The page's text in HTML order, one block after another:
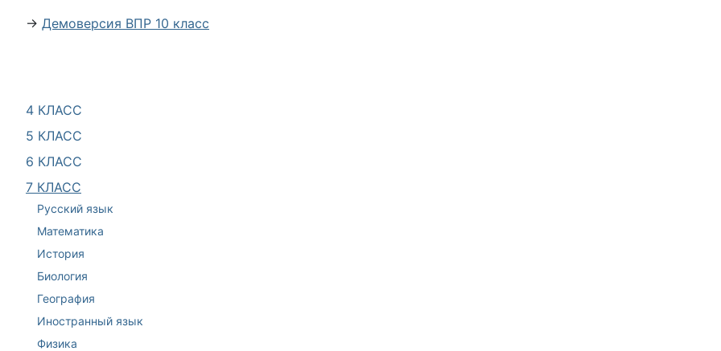
4 КЛАСС
5 КЛАСС
6 КЛАСС
7 КЛАСС
Русский язык
Математика
История
Биология
География
Иностранный язык
Физика
→ Демоверсия ВПР 10 класс